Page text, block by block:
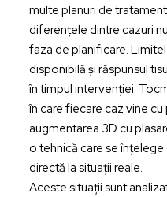
multe planuri de
diferențele dintre cazuri
faza de planificare.
disponibilă și răspunsul
în timpul intervenției.
în care fiecare caz vine
augmentarea 3D cu
o tehnică care se
directă la situații reale.
Aceste situații sunt